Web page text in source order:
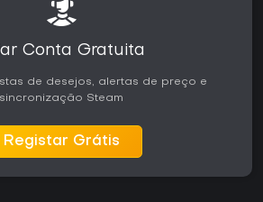
Conta Gratuita
de desejos, alertas de preço e
sincronização Steam
Registar Grátis